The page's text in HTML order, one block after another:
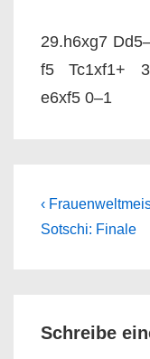
29.h6xg7
f5 Tc1xf1+
e6xf5 0–1
Previous
Post
‹
Sotschi: Finale
Schreibe